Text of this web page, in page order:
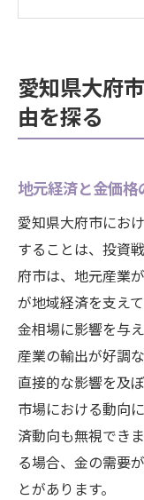
地元住民
金相場の基礎
初めての
金相場の
知ってお
大府市で
金の保管
国際市場の
とは
国際的
響
為替レー
主要国の
愛知県大府
由を探る
地元経済と金価格
愛知県大府市にお
することは、投資
府市は、地元産業
が地域経済を支え
金相場に影響を与
産業の輸出が好調
直接的な影響を及
市場における動向
済動向も無視でき
る場合、金の需要
とがあります。